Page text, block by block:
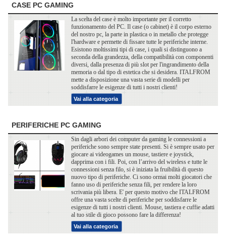
CASE PC GAMING
La scelta del case è molto importante per il corretto
funzionamento del PC. Il case (o cabinet) è il corpo esterno
del nostro pc, la parte in plastica o in metallo che protegge
l'hardware e permette di fissare tutte le periferiche interne.
Esistono moltissimi tipi di case, i quali si distinguono a
seconda della grandezza, della compatibilità con componenti
diversi, dalla presenza di più slot per l'ingrandimento della
memoria o dal tipo di estetica che si desidera. ITALFROM
mette a disposizione una vasta serie di modelli per
soddisfarre le esigenze di tutti i nostri clienti!
Vai alla categoria
PERIFERICHE PC GAMING
Sin dagli arbori dei computer da gaming le connessioni a
periferiche sono sempre state presenti. Si è sempre usato per
giocare ai videogames un mouse, tastiere e joystick,
dapprima con i fili. Poi, con l’arrivo del wireless e tutte le
connessioni senza filo, si è iniziata la fruibilità di questo
nuovo tipo di periferiche. Ci sono ormai molti giocatori che
fanno uso di periferiche senza fili, per rendere la loro
scrivania più libera. E' per questo motivo che ITALFROM
offre una vasta scelte di periferiche per soddisfarre le
esigenze di tutti i nostri clienti. Mouse, tastiera e cuffie adatti
al tuo stile di gioco possono fare la differenza!
Vai alla categoria